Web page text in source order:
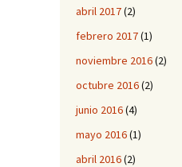
abril 2017(2)
febrero 2017(1)
noviembre 2016(2)
octubre 2016(2)
junio 2016(4)
mayo 2016(1)
abril 2016(2)